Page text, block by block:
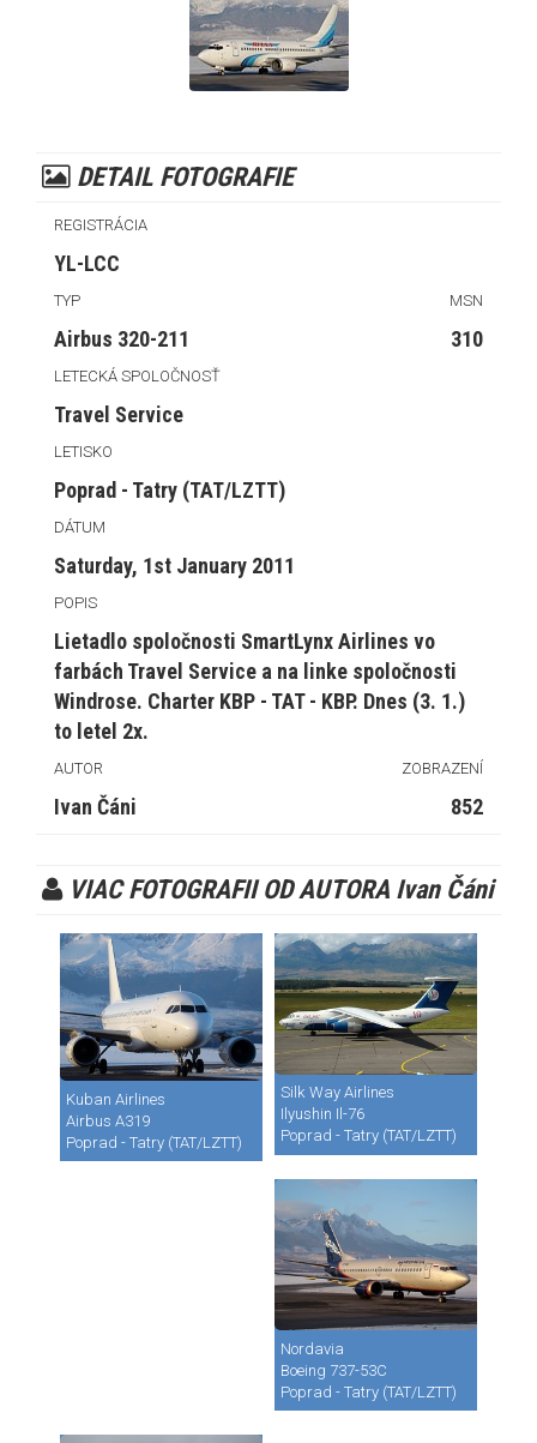
DETAIL FOTOGRAFIE
REGISTRÁCIA
YL-LCC
TYP MSN
Airbus 320-211 310
LETECKÁ SPOLOČNOSŤ
Travel Service
LETISKO
Poprad - Tatry (TAT/LZTT)
DÁTUM
Saturday, 1st January 2011
POPIS
Lietadlo spoločnosti SmartLynx Airlines vo
farbách Travel Service a na linke spoločnosti
Windrose. Charter KBP - TAT - KBP. Dnes (3. 1.)
to letel 2x.
AUTOR ZOBRAZENÍ
Ivan Čáni 852
VIAC FOTOGRAFII OD AUTORA Ivan Čáni
Kuban Airlines
Airbus A319
Poprad - Tatry (TAT/LZTT)
Silk Way Airlines
Ilyushin Il-76
Poprad - Tatry (TAT/LZTT)
Nordavia
Boeing 737-53C
Poprad - Tatry (TAT/LZTT)